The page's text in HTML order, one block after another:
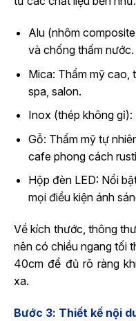
Alu (nhôm
và chống thấm nước.
Mica: Thẩm mỹ cao,
spa, salon.
Inox (thép không
Gỗ: Thẩm mỹ tự
cafe phong cách
Hộp đèn LED: Nổi
mọi điều kiện ánh
Về kích thước, thông
nên có chiều ngang tối
40cm để đủ rõ ràng
xa.
Bước 3: Thiết kế nội